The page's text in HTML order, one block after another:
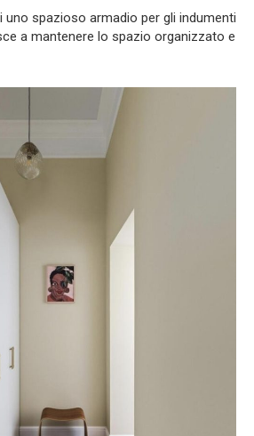
spazioso armadio per gli indumenti
a mantenere lo spazio organizzato e